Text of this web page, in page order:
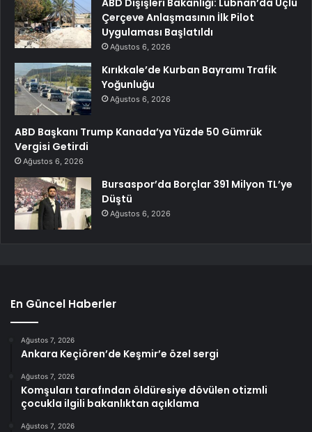
ABD Dışişleri Bakanlığı: Lübnan’da Üçlü
Çerçeve Anlaşmasının İlk Pilot
Uygulaması Başlatıldı
Ağustos 6, 2026
Kırıkkale’de Kurban Bayramı Trafik
Yoğunluğu
Ağustos 6, 2026
ABD Başkanı Trump Kanada’ya Yüzde 50 Gümrük
Vergisi Getirdi
Ağustos 6, 2026
Bursaspor’da Borçlar 391 Milyon TL’ye
Düştü
Ağustos 6, 2026
En Güncel Haberler
Ağustos 7, 2026
Ankara Keçiören’de Keşmir’e özel sergi
Ağustos 7, 2026
Komşuları tarafından öldüresiye dövülen otizmli
çocukla ilgili bakanlıktan açıklama
Ağustos 7, 2026